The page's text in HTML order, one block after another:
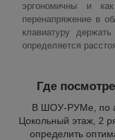
эргономичны и
перенапряжение в
клавиатуру
определяется
Где
В ШОУ-РУМе, по
Цокольный этаж, 2
определить